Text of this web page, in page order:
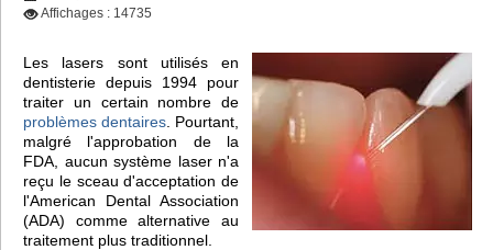
Affichages : 14735
Les lasers sont utilisés en
dentisterie depuis 1994 pour
traiter un certain nombre de
problèmes dentaires . Pourtant,
malgré l'approbation de la
FDA, aucun système laser n'a
reçu le sceau d'acceptation de
l'American Dental Association
(ADA) comme alternative au
traitement plus traditionnel.